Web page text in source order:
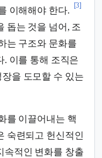
이해해야 한다.
[3]
돕는 것을 넘어, 조
는 구조와 문화를
. 이를 통해 조직은
을 도모할 수 있는
를 이끌어내는 핵
숙련되고 헌신적인
속적인 변화를 창출